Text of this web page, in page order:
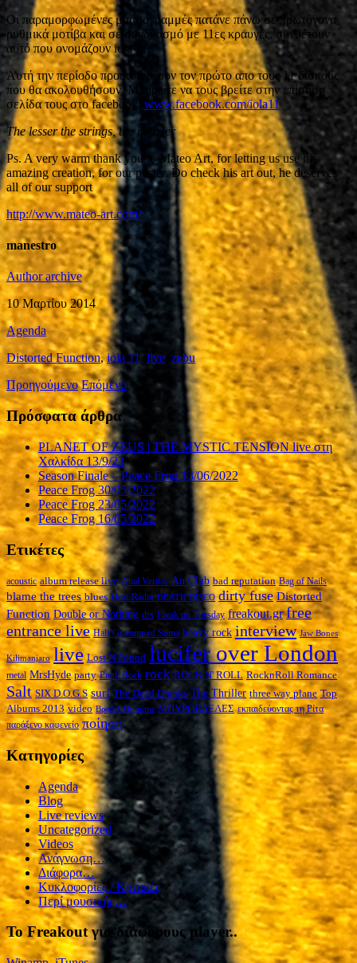
Οι παραμορφωμένες μπασογραμμές πατάνε πάνω σε πρωτόγονα
ρυθμικά μοτίβα και σε συνδυασμό με 11ες κραυγές, συνθέτουν
αυτό που ονομάζουν iola 11.
Αυτή την περίοδο προετοιμάζουν τον πρώτο απο τους 11 δίσκους
που θα ακολουθήσουν. Μπορείτε να τους βρείτε στην επίσημη
σελίδα τους στο facebook: www.facebook.com/iola11
The lesser the strings, the merrier
Ps. A very warm thank you to Mateo Art, for letting us use his
amazing creation, for our poster. Do check his art out, he deserves
all of our support
http://www.mateo-art.com/
manestro
Author archive
10 Μαρτίου 2014
Agenda
Distorted Function,iola 11, live zebu
Προηγούμενο Επόμενο
Πρόσφατα άρθρα
PLANET OF ZEUS | THE MYSTIC TENSION live στη
Χαλκίδα 13/9/23
Season Finale – Peace Frog 13/06/2022
Peace Frog 30/05/2022
Peace Frog 23/05/2022
Peace Frog 16/05/2022
Ετικέτες
acoustic album release live Anal Veritas An Club bad reputation Bag of Nails
blame the trees blues Deaf Radio DEATH DISCO dirty fuse Distorted
Function Double or Nothing drs Freak on Tuesday freakout.gr free
entrance live Half Gramme of Soma heavy rock interview Jaw Bones
Kilimanjaro live Lost N Found lucifer over London
metal MrsHyde party Punk Rock rock ROCK N' ROLL RocknRoll Romance
Salt SIX D.O.G.S surf The Dead Dranks The Thriller three way plane Top
Albums 2013 video Βραδιά Ποίησης ΜΠΥΡΟΒΔΕΛΕΣ εκπαιδεύοντας τη Ρίτα
παράξενο καφενείο ποίηση
Kατηγορίες
Agenda
Blog
Live reviews
Uncategorized
Videos
Ανάγνωση…
Διάφορα…
Κυκλοφορίες / Kριτικές
Περί μουσικής…
To Freakout για διάφορους player..